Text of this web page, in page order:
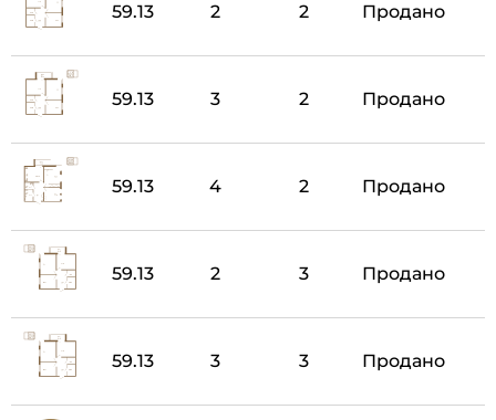
59.13 2 2 Продано
59.13 3 2 Продано
59.13 4 2 Продано
59.13 2 3 Продано
59.13 3 3 Продано